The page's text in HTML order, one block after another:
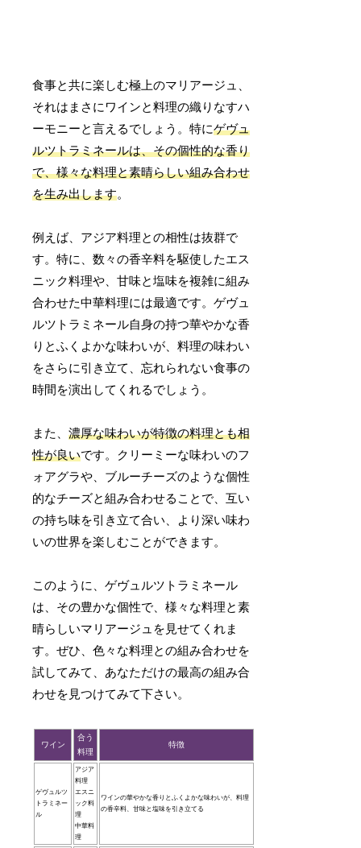
食事と共に楽しむ極上のマリアージュ、
それはまさにワインと料理の織りなすハ
ーモニーと言えるでしょう。特にゲヴュ
ルツトラミネールは、その個性的な香り
で、様々な料理と素晴らしい組み合わせ
を生み出します。
例えば、アジア料理との相性は抜群で
す。特に、数々の香辛料を駆使したエス
ニック料理や、甘味と塩味を複雑に組み
合わせた中華料理には最適です。ゲヴュ
ルツトラミネール自身の持つ華やかな香
りとふくよかな味わいが、料理の味わい
をさらに引き立て、忘れられない食事の
時間を演出してくれるでしょう。
また、濃厚な味わいが特徴の料理とも相
性が良いです。クリーミーな味わいのフ
ォアグラや、ブルーチーズのような個性
的なチーズと組み合わせることで、互い
の持ち味を引き立て合い、より深い味わ
いの世界を楽しむことができます。
このように、ゲヴュルツトラミネール
は、その豊かな個性で、様々な料理と素
晴らしいマリアージュを見せてくれま
す。ぜひ、色々な料理との組み合わせを
試してみて、あなただけの最高の組み合
わせを見つけてみて下さい。
ワイン
合う
料理
特徴
ゲヴュルツ
トラミネー
ル
アジア
料理
エスニ
ック料
理
中華料
理
ワインの華やかな香りとふくよかな味わいが、料理
の香辛料、甘味と塩味を引き立てる